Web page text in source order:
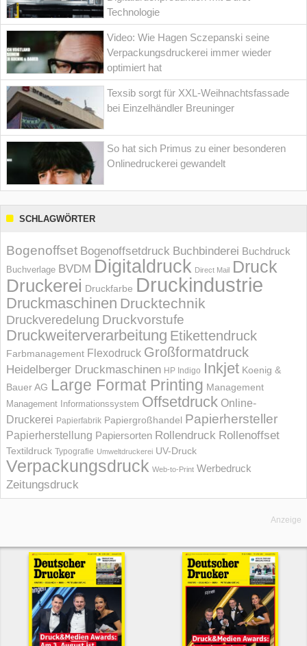
Technologie
Video: Wie Hagen Sczepanski seine
Verpackungsdruckerei immer wieder
optimiert hat
Texsib sorgt für XXL-Weihnachtsfassade
bei Einzelhändler Breuninger
So hat sich Primus zu einer besonderen
Onlinedruckerei gewandelt
SCHLAGWÖRTER
Bogenoffset Bogenoffsetdruck Buchbinderei Buchdruck
Buchverlage BVDM Digitaldruck Direct Mail Druck
Druckerei Druckfarbe Druckindustrie
Druckmaschinen Drucktechnik
Druckveredelung Druckvorstufe
Druckweiterverarbeitung Etikettendruck
Farbmanagement Flexodruck Großformatdruck
Heidelberger Druckmaschinen HP Indigo Inkjet Koenig &
Bauer AG Large Format Printing Management
Management Informations­system Offsetdruck Online-
Druckerei Papierfabrik Papiergroßhandel Papierhersteller
Papierherstellung Papiersorten Rollendruck Rollenoffset
Textildruck Typografie Umweltdruckerei UV-Druck
Verpackungsdruck Web-to-Print Werbedruck
Zeitungsdruck
Anzeige